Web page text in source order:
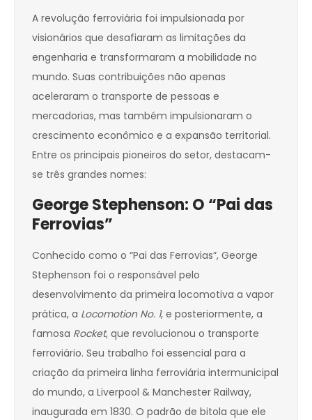
A revolução ferroviária foi impulsionada por
visionários que desafiaram as limitações da
engenharia e transformaram a mobilidade no
mundo. Suas contribuições não apenas
aceleraram o transporte de pessoas e
mercadorias, mas também impulsionaram o
crescimento econômico e a expansão territorial.
Entre os principais pioneiros do setor, destacam-
se três grandes nomes:
George Stephenson: O “Pai das
Ferrovias”
Conhecido como o “Pai das Ferrovias”, George
Stephenson foi o responsável pelo
desenvolvimento da primeira locomotiva a vapor
prática, a Locomotion No. 1, e posteriormente, a
famosa Rocket, que revolucionou o transporte
ferroviário. Seu trabalho foi essencial para a
criação da primeira linha ferroviária intermunicipal
do mundo, a Liverpool & Manchester Railway,
inaugurada em 1830. O padrão de bitola que ele